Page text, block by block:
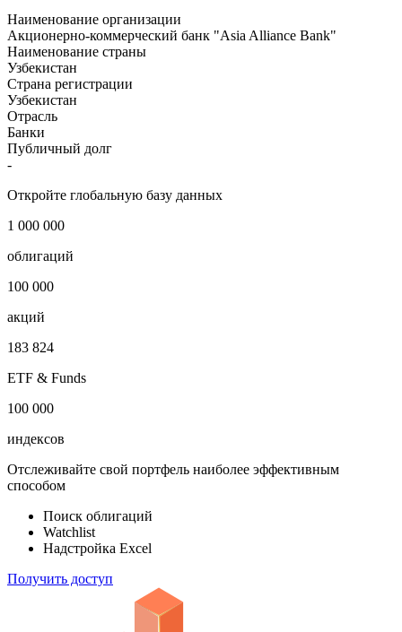
Наименование организации
Aкционерно-коммерческий банк "Asia Alliance Bank"
Наименование страны
Узбекистан
Страна регистрации
Узбекистан
Отрасль
Банки
Публичный долг
-
Откройте глобальную базу данных
1 000 000
облигаций
100 000
акций
183 824
ETF & Funds
100 000
индексов
Отслеживайте свой портфель наиболее эффективным
способом
Поиск облигаций
Watchlist
Надстройка Excel
Получить доступ